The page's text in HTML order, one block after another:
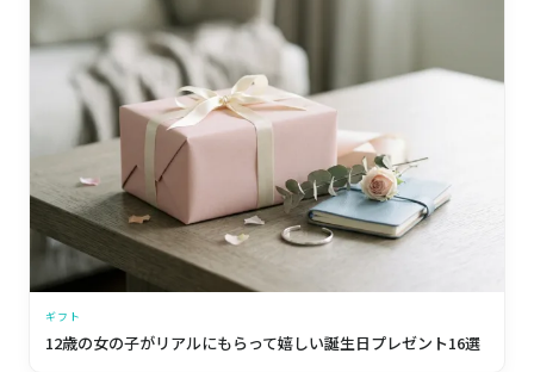
ギフト
12歳の女の子がリアルにもらって嬉しい誕生日プレゼント16選